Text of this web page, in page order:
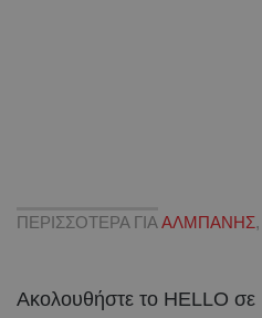
ΠΕΡΙΣΣΟΤΕΡΑ ΓΙΑ ΑΛΜΠΑΝΗΣ,
Ακολουθήστε το HELLO σε